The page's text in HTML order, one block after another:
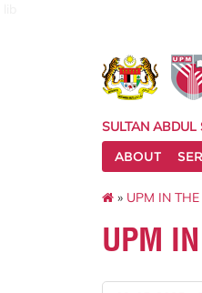
SULTAN
ABOUT
» UPM IN
UPM